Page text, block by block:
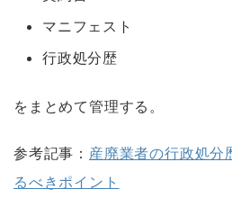
マニフェスト
行政処分歴
をまとめて管理する。
参考記事： 産廃業者の行政処分
るべきポイント